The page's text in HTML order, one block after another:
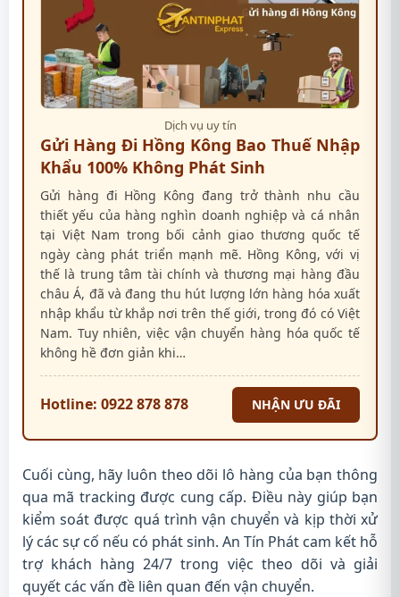
Dịch vụ uy tín
Gửi Hàng Đi Hồng Kông Bao Thuế Nhập
Khẩu 100% Không Phát Sinh
Gửi hàng đi Hồng Kông đang trở thành nhu cầu
thiết yếu của hàng nghìn doanh nghiệp và cá nhân
tại Việt Nam trong bối cảnh giao thương quốc tế
ngày càng phát triển mạnh mẽ. Hồng Kông, với vị
thế là trung tâm tài chính và thương mại hàng đầu
châu Á, đã và đang thu hút lượng lớn hàng hóa xuất
nhập khẩu từ khắp nơi trên thế giới, trong đó có Việt
Nam. Tuy nhiên, việc vận chuyển hàng hóa quốc tế
không hề đơn giản khi…
Hotline: 0922 878 878 NHẬN ƯU ĐÃI
Cuối cùng, hãy luôn theo dõi lô hàng của bạn thông
qua mã tracking được cung cấp. Điều này giúp bạn
kiểm soát được quá trình vận chuyển và kịp thời xử
lý các sự cố nếu có phát sinh. An Tín Phát cam kết hỗ
trợ khách hàng 24/7 trong việc theo dõi và giải
quyết các vấn đề liên quan đến vận chuyển.